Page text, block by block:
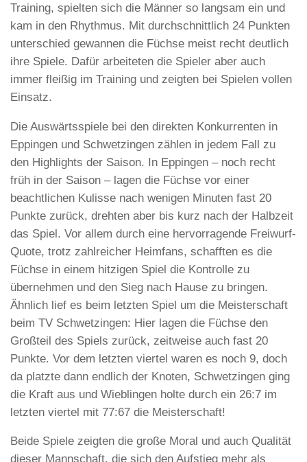
Training, spielten sich die Männer so langsam ein und
kam in den Rhythmus. Mit durchschnittlich 24 Punkten
unterschied gewannen die Füchse meist recht deutlich
ihre Spiele. Dafür arbeiteten die Spieler aber auch
immer fleißig im Training und zeigten bei Spielen vollen
Einsatz.
Die Auswärtsspiele bei den direkten Konkurrenten in
Eppingen und Schwetzingen zählen in jedem Fall zu
den Highlights der Saison. In Eppingen – noch recht
früh in der Saison – lagen die Füchse vor einer
beachtlichen Kulisse nach wenigen Minuten fast 20
Punkte zurück, drehten aber bis kurz nach der Halbzeit
das Spiel. Vor allem durch eine hervorragende Freiwurf-
Quote, trotz zahlreicher Heimfans, schafften es die
Füchse in einem hitzigen Spiel die Kontrolle zu
übernehmen und den Sieg nach Hause zu bringen.
Ähnlich lief es beim letzten Spiel um die Meisterschaft
beim TV Schwetzingen: Hier lagen die Füchse den
Großteil des Spiels zurück, zeitweise auch fast 20
Punkte. Vor dem letzten viertel waren es noch 9, doch
da platzte dann endlich der Knoten, Schwetzingen ging
die Kraft aus und Wieblingen holte durch ein 26:7 im
letzten viertel mit 77:67 die Meisterschaft!
Beide Spiele zeigten die große Moral und auch Qualität
dieser Mannschaft, die sich den Aufstieg mehr als